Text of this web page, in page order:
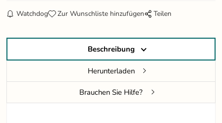
Watchdog Zur Wunschliste hinzufügen Teilen
Beschreibung
Herunterladen
Brauchen Sie Hilfe?